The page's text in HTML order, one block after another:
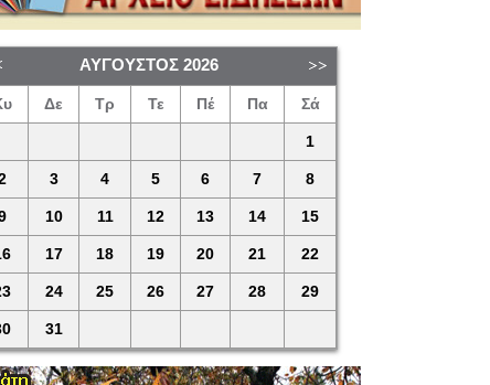
ΑΎΓΟΥΣΤΟΣ 2026
Δε Τρ Τε Πέ Πα Σά
1
3 4 5 6 7 8
10 11 12 13 14 15
17 18 19 20 21 22
24 25 26 27 28 29
31